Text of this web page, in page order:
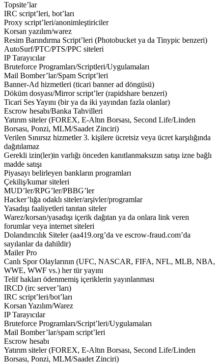
Topsite’lar
IRC script’leri, bot’ları
Proxy script’leri/anonimleştiriciler
Korsan yazılım/warez
Resim Barındırma Script’leri (Photobucket ya da Tinypic benzeri)
AutoSurf/PTC/PTS/PPC siteleri
IP Tarayıcılar
Bruteforce Programları/Scriptleri/Uygulamaları
Mail Bomber’lar/Spam Script’leri
Banner-Ad hizmetleri (ticari banner ad döngüsü)
Döküm dosyası/Mirror script’ler (rapidshare benzeri)
Ticari Ses Yayını (bir ya da iki yayından fazla olanlar)
Escrow hesabı/Banka Tahvilleri
Yatırım siteler (FOREX, E-Altın Borsası, Second Life/Linden
Borsası, Ponzi, MLM/Saadet Zinciri)
Verilen Sınırsız hizmetler 3. kişilere ücretsiz veya ücret karşılığında
dağıtılamaz
Gerekli izin(ler)in varlığı önceden kanıtlanmaksızın satışı izne bağlı
madde satışı
Piyasayı belirleyen bankların programları
Çekiliş/kumar siteleri
MUD’ler/RPG’ler/PBBG’ler
Hacker’lığa odaklı siteler/arşivler/programlar
Yasadışı faaliyetleri tanıtan siteler
Warez/korsan/yasadışı içerik dağıtan ya da onlara link veren
forumlar veya internet siteleri
Dolandırıcılık Siteler (aa419.org’da ve escrow-fraud.com’da
sayılanlar da dahildir)
Mailer Pro
Canlı Spor Olaylarının (UFC, NASCAR, FIFA, NFL, MLB, NBA,
WWE, WWF vs.) her tür yayını
Telif hakları ödenmemiş içeriklerin yayınlanması
IRCD (irc server’ları)
IRC script’leri/bot’ları
Korsan Yazılım/Warez
IP Tarayıcılar
Bruteforce Programları/Script’leri/Uygulamaları
Mail Bomber’lar/spam script’leri
Escrow hesabı
Yatırım siteler (FOREX, E-Altın Borsası, Second Life/Linden
Borsası, Ponzi, MLM/Saadet Zinciri)